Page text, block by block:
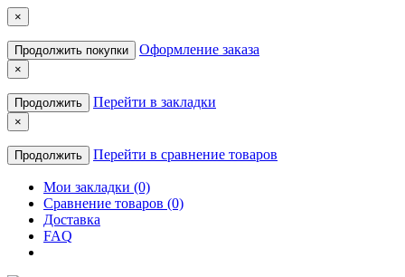
×
Продолжить покупки Оформление заказа
×
Продолжить Перейти в закладки
×
Продолжить Перейти в сравнение товаров
Мои закладки (0)
Сравнение товаров (0)
Доставка
FAQ